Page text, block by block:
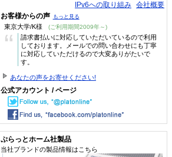
IPv6への取り組み 会社概要
お客様からの声 もっと見る
東京大学/K様 (ご利用期間2009年～)
“
請求書払いに対応していただいているので利用
しております。メールでの問い合わせにも丁寧
に対応していただけるので大変ありがたいで
す。
あなたの声をお寄せください!
公式アカウント / ページ
ぷらっとホーム社製品
当社ブランドの製品情報はこちら